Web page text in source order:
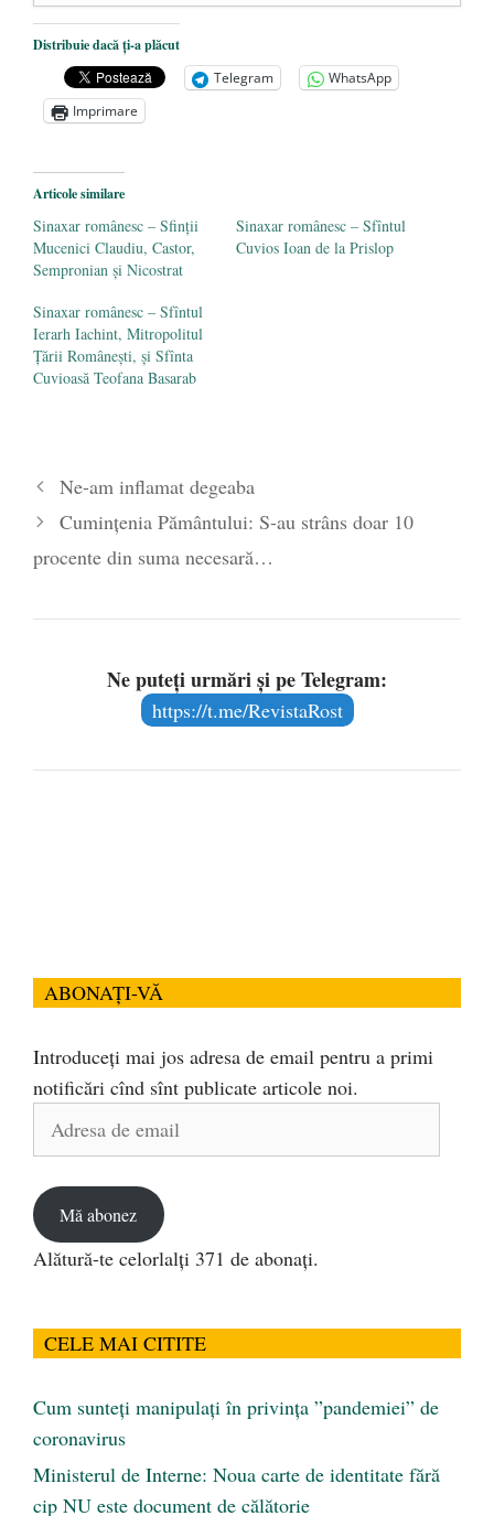
DANA KONYA-PETRIȘOR, ÎNTRU
VEȘNICĂ POMENIRE
- 17 martie 2021
ÎNĂLȚATU-S-A! - 28 mai 2020
Sic credo – Francisco Franco (1892-1975)
Distribuie dacă ți-a plăcut
Telegram
WhatsApp
Imprimare
Articole similare
Sinaxar românesc – Sfinții
Mucenici Claudiu, Castor,
Sempronian și Nicostrat
Sinaxar românesc – Sfîntul
Cuvios Ioan de la Prislop
Sinaxar românesc – Sfîntul
Ierarh Iachint, Mitropolitul
Țării Românești, și Sfînta
Cuvioasă Teofana Basarab
Ne-am inflamat degeaba
Cumințenia Pământului: S-au strâns doar 10
procente din suma necesară…
Ne puteți urmări și pe Telegram:
https://t.me/RevistaRost
ABONAȚI-VĂ
Introduceți mai jos adresa de email pentru a primi
notificări cînd sînt publicate articole noi.
Adresa
Mă abonez
Alătură-te celorlalți 371 de abonați.
CELE MAI CITITE
Cum sunteți manipulați în privința ”pandemiei” de
coronavirus
Ministerul de Interne: Noua carte de identitate fără
cip NU este document de călătorie